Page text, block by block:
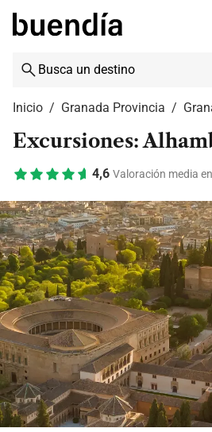
Skip
content
Inicio Granada Provincia
Excursiones:
4,6 Valoración media